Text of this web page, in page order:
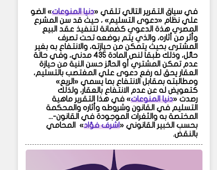
في سياق التقرير التالي تلقي «دنيا المنوعات» الضو
علي نظام «دعوى التسليم» ، حيث قد سن المشرع
المصري هذة الدعوي كضمانة لتنفيذ عقد البيع
وأثر من أثاره، والذي يتم بوضعه تحت تصرف
المشترى بحيث يتمكن من حيازته، والانتفاع به بغير
حائل، وذلك طبقا لنص المادة 435 مدني، وفي حالة
عدم تمكن المشتري أو الحائز حسن النية من حيازة
العقار يحق له رفع دعوى علي المغتصب بالتسليم،
ومطالبته بمقابل الانتفاع بما يسمي «الريع»
كتعويض له عن عدم الانتفاع بالعقار، ولذلك
رصدت «دنيا المنوعات» في هذا التقرير ماهية
التسليم في القانون وشروطه وأثاره والمحكمة
المختصة به والثغرات الموجودة في القانون-...
بحسب الخبير القانوني «اشرف فؤاد» المحامي
بالنقض.